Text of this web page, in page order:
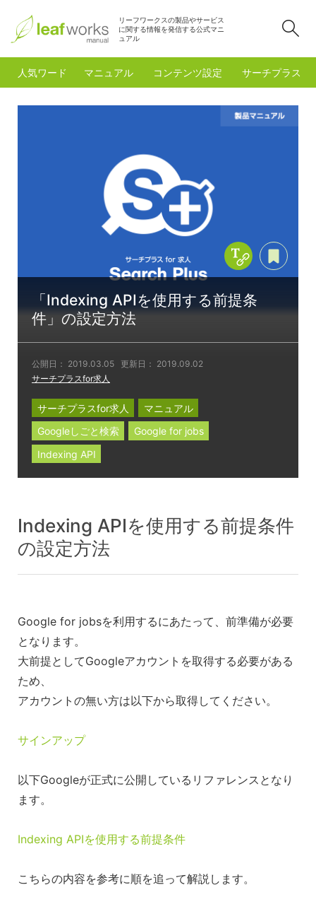
リーフワークスの製品やサービス
に関する情報を発信する公式マニ
ュアル
人気ワード マニュアル コンテンツ設定 サーチプラスfor
「Indexing APIを使用する前提条
件」の設定方法
公開日： 2019.03.05 更新日： 2019.09.02
サーチプラスfor求人
Copy Title &
サーチプラスfor求人
マニュアル
Googleしごと検索
Google for jobs
Indexing API
Indexing APIを使用する前提条件
の設定方法
Google for jobsを利用するにあたって、前準備が必要
となります。
大前提としてGoogleアカウントを取得する必要がある
ため、
アカウントの無い方は以下から取得してください。
サインアップ
以下Googleが正式に公開しているリファレンスとなり
ます。
Indexing APIを使用する前提条件
こちらの内容を参考に順を追って解説します。